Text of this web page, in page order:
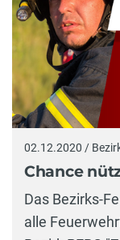
02.12.2020 /
Chance
Das Bezirks-
alle